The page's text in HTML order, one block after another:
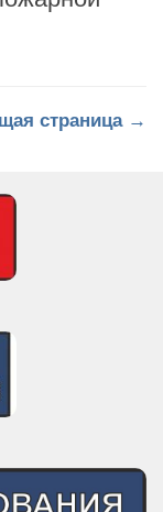
страница →